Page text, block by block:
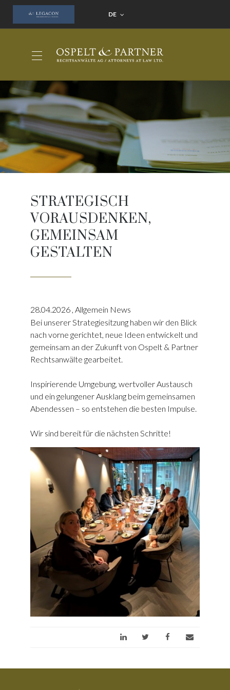
DE
STRATEGISCH
VORAUSDENKEN,
GEMEINSAM
GESTALTEN
28.04.2026 , Allgemein News
Bei unserer Strategiesitzung haben wir den Blick
nach vorne gerichtet, neue Ideen entwickelt und
gemeinsam an der Zukunft von Ospelt & Partner
Rechtsanwälte gearbeitet.
Inspirierende Umgebung, wertvoller Austausch
und ein gelungener Ausklang beim gemeinsamen
Abendessen – so entstehen die besten Impulse.
Wir sind bereit für die nächsten Schritte!